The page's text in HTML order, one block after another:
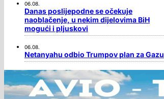
06.08.
Danas poslijepodne se očekuje
naoblačenje, u nekim dijelovima BiH
mogući i pljuskovi
06.08.
Netanyahu odbio Trumpov plan za Gazu